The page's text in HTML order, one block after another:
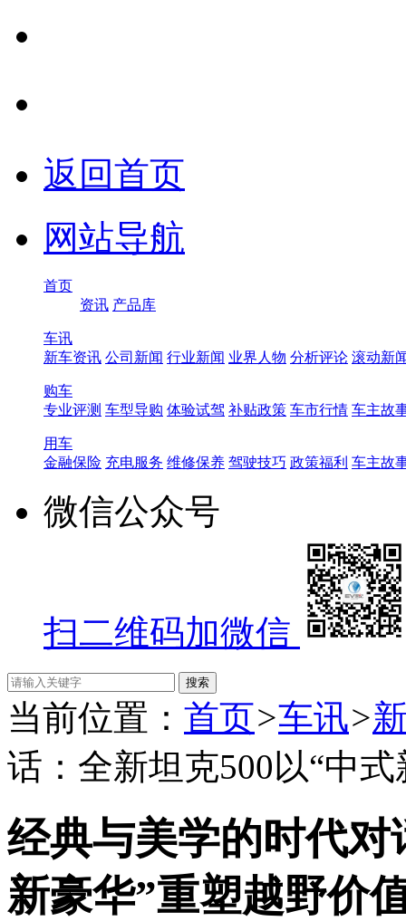
返回首页
网站导航
首页
资讯 产品库
车讯
新车资讯 公司新闻 行业新闻 业界人物 分析评论 滚动新
购车
专业评测 车型导购 体验试驾 补贴政策 车市行情 车主故
用车
金融保险 充电服务 维修保养 驾驶技巧 政策福利 车主故
微信公众号
扫二维码加微信
当前位置： 首页>车讯>
话：全新坦克500以“中
经典与美学的时代对
新豪华”重塑越野价